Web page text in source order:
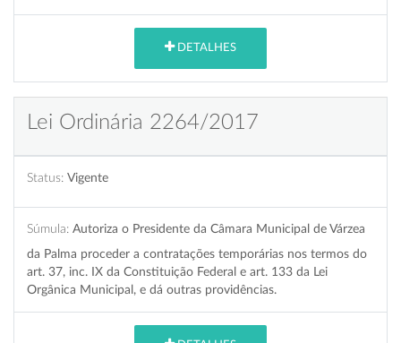
DETALHES
Lei Ordinária 2264/2017
Status: Vigente
Súmula: Autoriza o Presidente da Câmara Municipal de Várzea
da Palma proceder a contratações temporárias nos termos do
art. 37, inc. IX da Constituição Federal e art. 133 da Lei
Orgânica Municipal, e dá outras providências.